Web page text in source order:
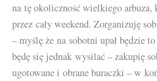
na tę okoliczność wielkiego arbuza,
przez cały weekend. Zorganizuję
– myślę że na sobotni upał będzie
będę się jednak wysilać – zakupię
ugotowane i obrane buraczki – w